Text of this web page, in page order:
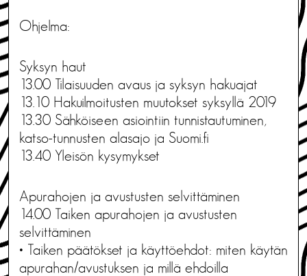
Ohjelma:
Syksyn haut
13.00 Tilaisuuden avaus ja syksyn hakuajat
13.10 Hakuilmoitusten muutokset syksyllä 2019
13.30 Sähköiseen asiointiin tunnistautuminen,
katso-tunnusten alasajo ja Suomi.fi
13.40 Yleisön kysymykset
Apurahojen ja avustusten selvittäminen
14.00 Taiken apurahojen ja avustusten
selvittäminen
• Taiken päätökset ja käyttöehdot: miten käytän
apurahan/avustuksen ja millä ehdoilla